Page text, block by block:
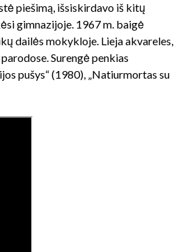
piešimą, išsiskirdavo iš kitų
gimnazijoje. 1967 m. baigė
dailės mokykloje. Lieja akvareles,
Surengė penkias
pušys“ (1980), „Natiurmortas su